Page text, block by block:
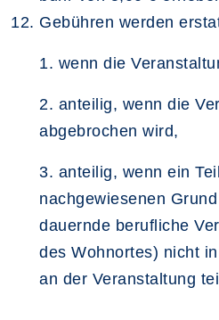
Gebühren werden
1. wenn die
2. anteilig, wenn die
abgebrochen wird,
3. anteilig, wenn ein
nachgewiesenen
dauernde berufliche
des Wohnortes) nicht
an der Veranstaltung